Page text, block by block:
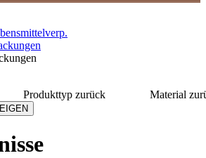
Produkttyp zurück
Material